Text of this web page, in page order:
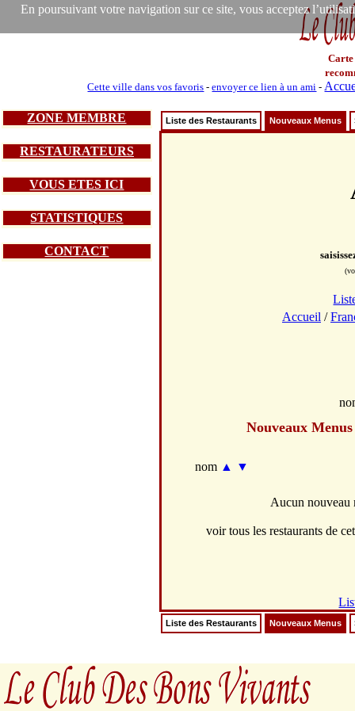
En poursuivant votre navigation sur ce site, vous acceptez
Carte
Cette ville dans vos favoris -envoyer ce lien à un ami -
ZONE MEMBRE
RESTAURATEURS
VOUS ETES ICI
STATISTIQUES
CONTACT
Liste des Restaurants Nouveaux Menus
Accueil /
Nouveaux Menus
nom ▲ ▼
Aucun nouveau
voir tous les restaurants de
Liste des Restaurants Nouveaux Menus